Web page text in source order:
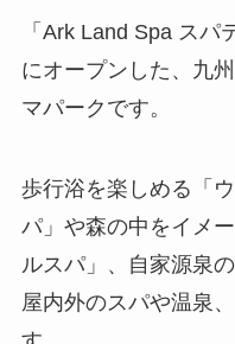
「Ark Land Spa スパ
にオープンした、九
マパークです。
歩行浴を楽しめる「
パ」や森の中をイメ
ルスパ」、自家源泉
屋内外のスパや温泉